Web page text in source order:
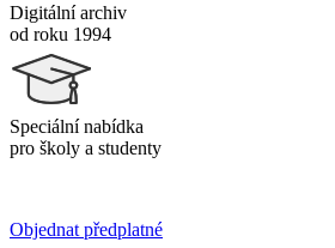
Digitální archiv
od roku 1994
Speciální nabídka
pro školy a studenty
Objednat předplatné